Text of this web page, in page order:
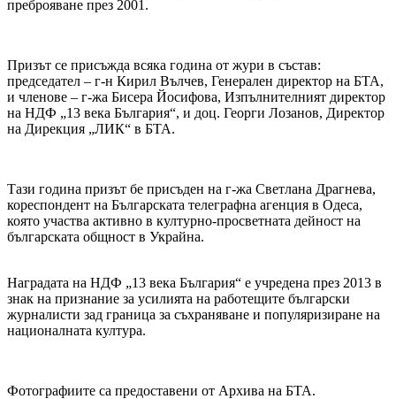
преброяване през 2001.
Призът се присъжда всяка година от жури в състав:
председател – г-н Кирил Вълчев, Генерален директор на БТА,
и членове – г-жа Бисера Йосифова, Изпълнителният директор
на НДФ „13 века България“, и доц. Георги Лозанов, Директор
на Дирекция „ЛИК“ в БТА.
Тази година призът бе присъден на г-жа Светлана Драгнева,
кореспондент на Българската телеграфна агенция в Одеса,
която участва активно в културно-просветната дейност на
българската общност в Украйна.
Наградата на НДФ „13 века България“ е учредена през 2013 в
знак на признание за усилията на работещите български
журналисти зад граница за съхраняване и популяризиране на
националната култура.
Фотографиите са предоставени от Архива на БТА.